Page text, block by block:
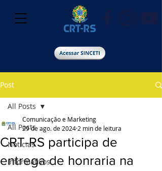
Post
All Posts
Notícias
Informativos
All Posts
CRT-RS participa de
entrega de honraria na
Comunicação e Marketing
29 de ago. de 2024 2 min de leitura